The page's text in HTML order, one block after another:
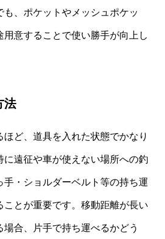
も、ポケットやメッシュポケッ
用意することで使い勝手が向上し
法
ど、道具を入れた状態でかなり
に遠征や車が使えない場所への釣
手・ショルダーベルト等の持ち運
ことが重要です。移動距離が長い
合、片手で持ち運べるかどう